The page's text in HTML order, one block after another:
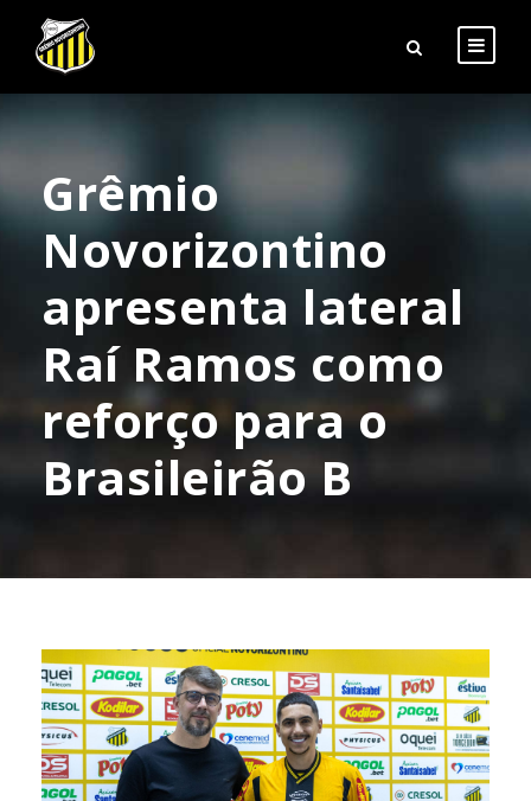
Grêmio
Novorizontino
apresenta lateral
Raí Ramos como
reforço para o
Brasileirão B